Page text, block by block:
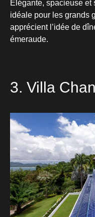
Élégante, spacieuse
idéale pour les grands
apprécient l’idée de
émeraude.
3. Villa